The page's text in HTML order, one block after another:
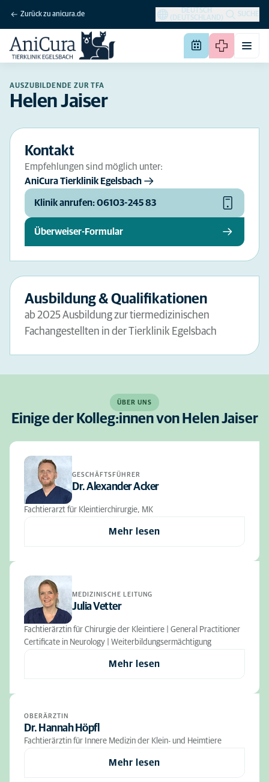
Zurück zu anicura.de
DEUTSCH
(DEUTSCHLAND)
SUCHE
AUSZUBILDENDE ZUR TFA
Helen Jaiser
Kontakt
Empfehlungen sind möglich unter:
AniCura Tierklinik Egelsbach
Klinik anrufen: 06103-245 83
Überweiser-Formular
Ausbildung & Qualifikationen
ab 2025 Ausbildung zur tiermedizinischen
Fachangestellten in der Tierklinik Egelsbach
ÜBER UNS
Einige der Kolleg:innen von Helen Jaiser
GESCHÄFTSFÜHRER
Dr. Alexander Acker
Fachtierarzt für Kleintierchirurgie, MK
Mehr lesen
MEDIZINISCHE LEITUNG
Julia Vetter
Fachtierärztin für Chirurgie der Kleintiere | General Practitioner
Certificate in Neurology | Weiterbildungsermächtigung
Mehr lesen
OBERÄRZTIN
Dr. Hannah Höpfl
Fachtierärztin für Innere Medizin der Klein- und Heimtiere
Mehr lesen